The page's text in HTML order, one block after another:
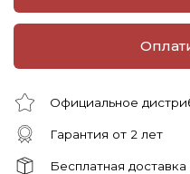
Официальное
Гарантия от 2 лет
Бесплатная